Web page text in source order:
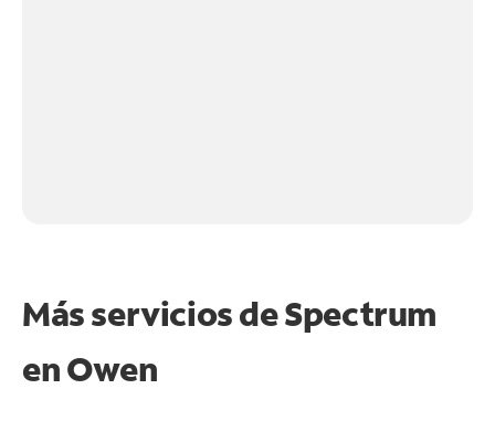
Más servicios de Spectrum
enOwen